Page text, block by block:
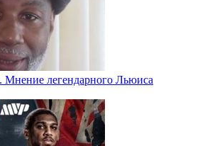
Мнение легендарного Льюиса